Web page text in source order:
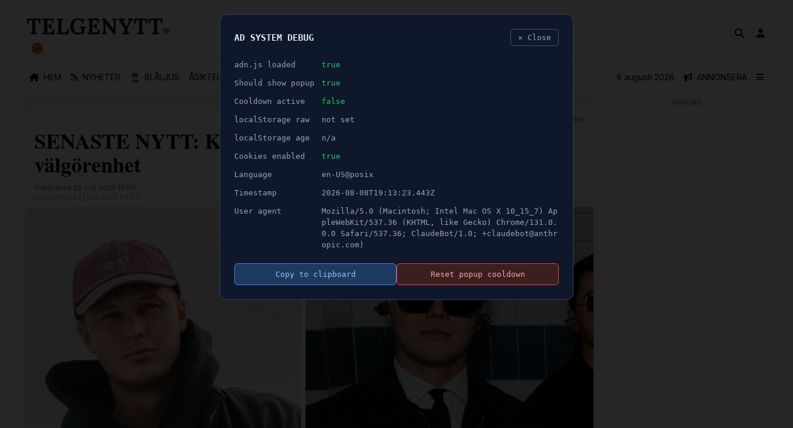
HEM NYHETER 👮🏻‍♂️ BLÅLJUS ÅSIKTER SPORT NÖJE ANNONSERA
8 augusti 2026
ANNONS
SENASTE NYTT: Kändisar samlas i Södertälje för
välgörenhet
AD SYSTEM DEBUG ✕ Close
adn.js loaded true
Should show popup true
Cooldown active false
localStorage raw not set
localStorage age n/a
Cookies enabled true
Language en-US@posix
Timestamp 2026-08-08T19:13:23.443Z
User agent
Mozilla/5.0 (Macintosh; Intel Mac OS X 10_15_7) Ap
pleWebKit/537.36 (KHTML, like Gecko) Chrome/131.0.
0.0 Safari/537.36; ClaudeBot/1.0; +claudebot@anthr
opic.com)
Copy to clipboard Reset popup cooldown